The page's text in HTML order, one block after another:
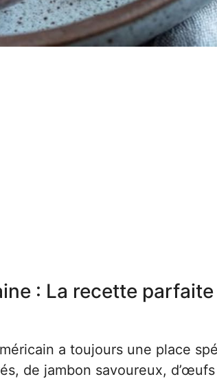
: La recette
a toujours une place
de jambon savoureux,